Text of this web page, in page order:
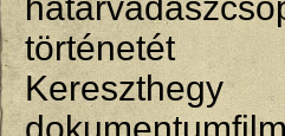
történetét